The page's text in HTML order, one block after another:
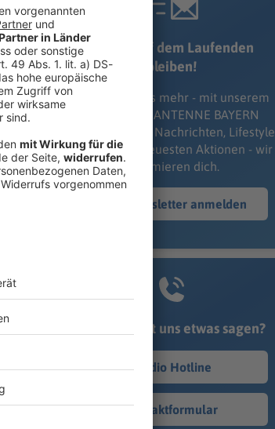
Immer auf dem Laufenden
bleiben!
Verpass' nichts mehr - mit unserem
kostenlosen ANTENNE BAYERN
Newsletter. Ob Nachrichten, Lifestyle
oder unsere neuesten Aktionen - wir
informieren dich.
Zum Newsletter anmelden
Du möchtest uns etwas sagen?
Studio Hotline
Kontaktformular